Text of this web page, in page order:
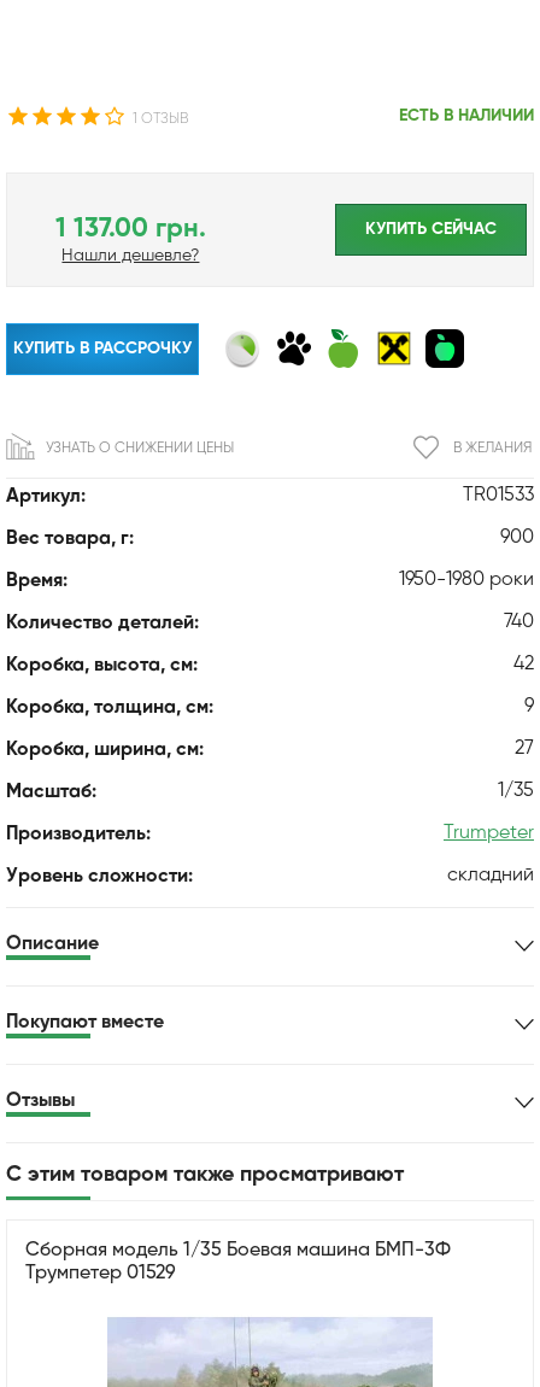
1 ОТЗЫВ ЕСТЬ В НАЛИЧИИ
Артикул: TR01533
Вес товара, г: 900
Время: 1950-1980 роки
Количество деталей: 740
Коробка, высота, см: 42
Коробка, толщина, см: 9
Коробка, ширина, см: 27
Масштаб: 1/35
Производитель: Trumpeter
Уровень сложности: складний
1 137.00 грн.
Нашли дешевле?
КУПИТЬ CЕЙЧАС
КУПИТЬ В РАССРОЧКУ
В ЖЕЛАНИЯ
УЗНАТЬ О СНИЖЕНИИ ЦЕНЫ
Описание
Покупают вместе
Отзывы
С этим товаром также просматривают
Сборная модель 1/35 Боевая машина БМП-3Ф
Трумпетер 01529